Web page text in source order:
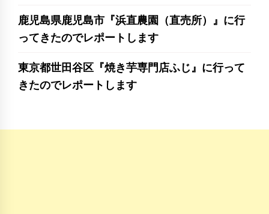
鹿児島県鹿児島市『浜直農園（直売所）』に行
ってきたのでレポートします
東京都世田谷区『焼き芋専門店ふじ』に行って
きたのでレポートします